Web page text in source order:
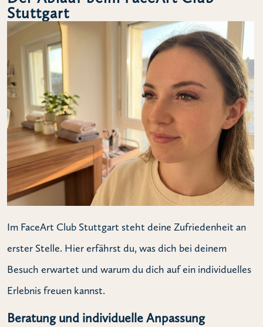
Stuttgart
Im FaceArt Club Stuttgart steht deine Zufriedenheit an
erster Stelle. Hier erfährst du, was dich bei deinem
Besuch erwartet und warum du dich auf ein individuelles
Erlebnis freuen kannst.
Beratung und individuelle Anpassung